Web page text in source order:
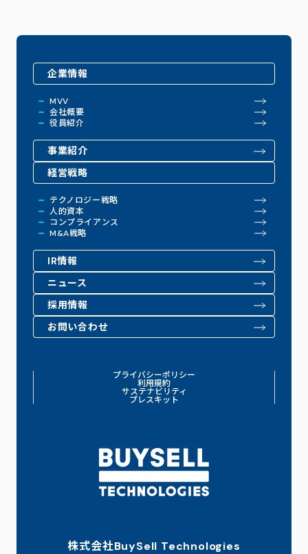
株式会社BuySell Technologies
企業情報
MVV
会社概要
役員紹介
事業紹介
経営戦略
テクノロジー戦略
人的資本
コンプライアンス
M&A戦略
IR情報
ニュース
採用情報
お問い合わせ
プライバシーポリシー
利用規約
サステナビリティ
プレスキット